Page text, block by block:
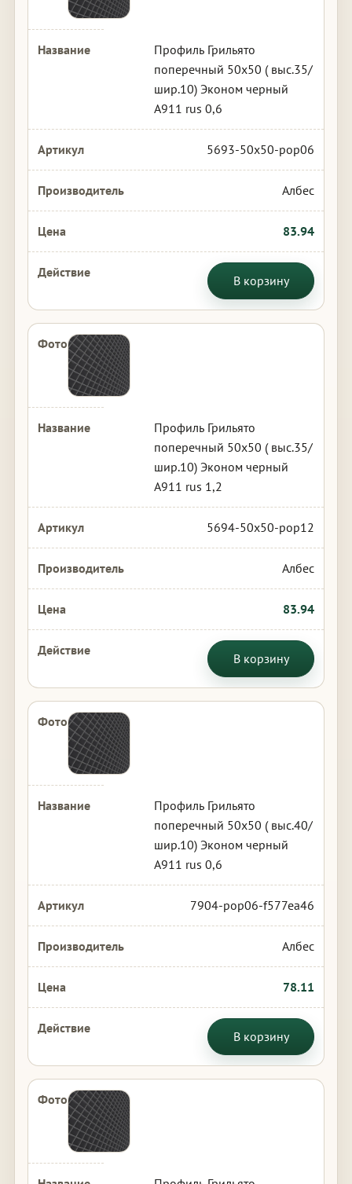
Профиль Грильято
поперечный 50х50 ( выс.35/
шир.10) Эконом черный
А911 rus 0,6
5693-50x50-pop06
Албес
83.94
В корзину
Профиль Грильято
поперечный 50х50 ( выс.35/
шир.10) Эконом черный
А911 rus 1,2
5694-50x50-pop12
Албес
83.94
В корзину
Профиль Грильято
поперечный 50х50 ( выс.40/
шир.10) Эконом черный
А911 rus 0,6
7904-pop06-f577ea46
Албес
78.11
В корзину